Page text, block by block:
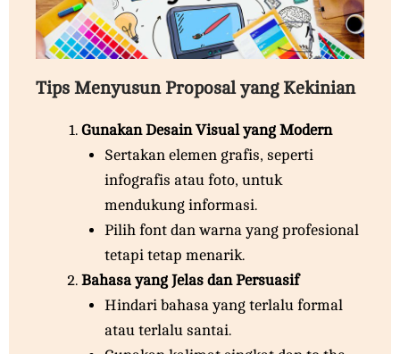
Tips Menyusun Proposal yang Kekinian
Gunakan Desain Visual yang Modern
Sertakan elemen grafis, seperti
infografis atau foto, untuk
mendukung informasi.
Pilih font dan warna yang profesional
tetapi tetap menarik.
Bahasa yang Jelas dan Persuasif
Hindari bahasa yang terlalu formal
atau terlalu santai.